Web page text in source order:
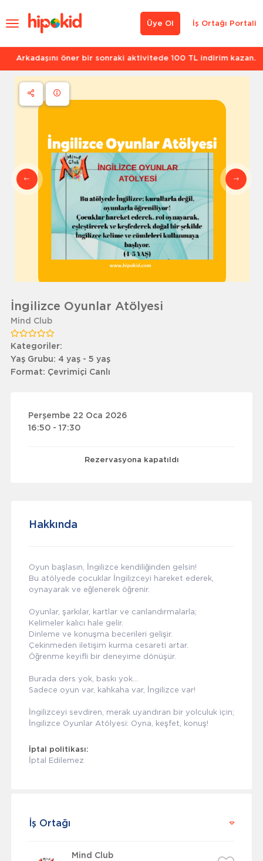
İş Ortağı Portali
Üye Ol
Arkadaşını öner bir sonraki aktivitede 100 TL indirim kazan.
İngilizce Oyunlar Atölyesi
Mind Club
Kategoriler:
Yaş Grubu: 4 yaş - 5 yaş
Format: Çevrimiçi Canlı
Perşembe 22 Oca 2026
16:50 - 17:30
Rezervasyona kapatıldı
Hakkında
Oyun başlasın, İngilizce kendiliğinden gelsin!
Bu atölyede çocuklar İngilizceyi hareket ederek,
oynayarak ve eğlenerek öğrenir.
Oyunlar, şarkılar, kartlar ve canlandırmalarla;
Kelimeler kalıcı hale gelir.
Dinleme ve konuşma becerileri gelişir.
Çekinmeden iletişim kurma cesareti artar.
Öğrenme keyifli bir deneyime dönüşür.
Burada ders yok, baskı yok…
Sadece oyun var, kahkaha var, İngilizce var!
İngilizceyi sevdiren, merak uyandıran bir yolculuk için;
İngilizce Oyunlar Atölyesi: Oyna, keşfet, konuş!
İptal politikası:
İptal Edilemez
İş Ortağı
Mind Club